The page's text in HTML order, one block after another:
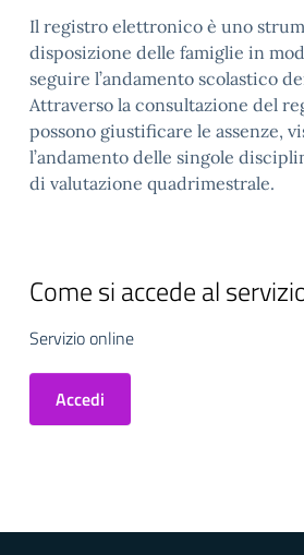
Il registro elettronico è uno
disposizione delle famiglie in
seguire l’andamento scolastico
Attraverso la consultazione del
possono giustificare le assenze,
l’andamento delle singole
di valutazione quadrimestrale.
Come si accede al
Servizio online
Accedi